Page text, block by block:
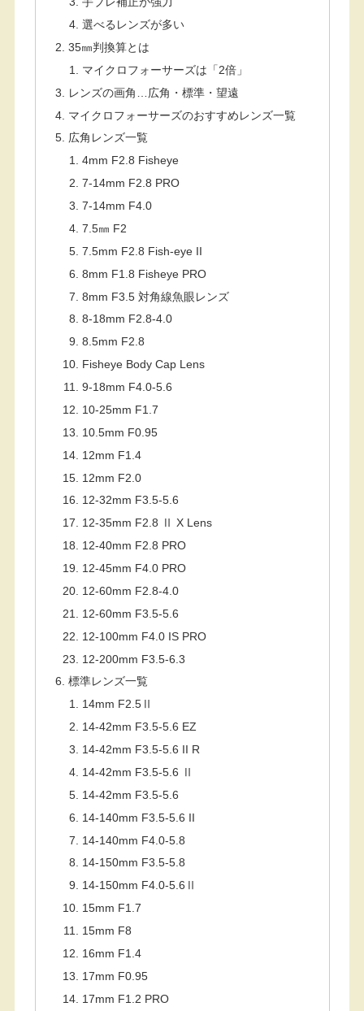
選べるレンズが多い
35㎜判換算とは
マイクロフォーサーズは「2倍」
レンズの画角…広角・標準・望遠
マイクロフォーサーズのおすすめレンズ一覧
広角レンズ一覧
4mm F2.8 Fisheye
7-14mm F2.8 PRO
7-14mm F4.0
7.5㎜ F2
7.5mm F2.8 Fish-eye II
8mm F1.8 Fisheye PRO
8mm F3.5 対角線魚眼レンズ
8-18mm F2.8-4.0
8.5mm F2.8
Fisheye Body Cap Lens
9-18mm F4.0-5.6
10-25mm F1.7
10.5mm F0.95
12mm F1.4
12mm F2.0
12-32mm F3.5-5.6
12-35mm F2.8 Ⅱ X Lens
12-40mm F2.8 PRO
12-45mm F4.0 PRO
12-60mm F2.8-4.0
12-60mm F3.5-5.6
12-100mm F4.0 IS PRO
12-200mm F3.5-6.3
標準レンズ一覧
14mm F2.5Ⅱ
14-42mm F3.5-5.6 EZ
14-42mm F3.5-5.6 II R
14-42mm F3.5-5.6 Ⅱ
14-42mm F3.5-5.6
14-140mm F3.5-5.6 II
14-140mm F4.0-5.8
14-150mm F3.5-5.8
14-150mm F4.0-5.6Ⅱ
15mm F1.7
15mm F8
16mm F1.4
17mm F0.95
17mm F1.2 PRO